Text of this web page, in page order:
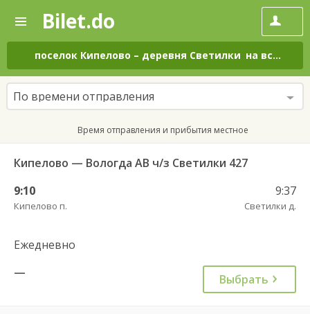
—
Поиск
и
покупка
билетов
на
автобус
онлайн
Bilet.do
поселок Кипелово – деревня Светилки на все дни
По времени отправления
Время отправления и прибытия местное
Кипелово — Вологда АВ ч/з Светилки 427
9:10
Кипелово п.
9:37
Светилки д.
Ежедневно
—
Выбрать